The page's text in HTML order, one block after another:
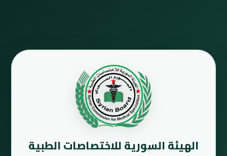
الهيئة السورية للاختصاصات الطبية